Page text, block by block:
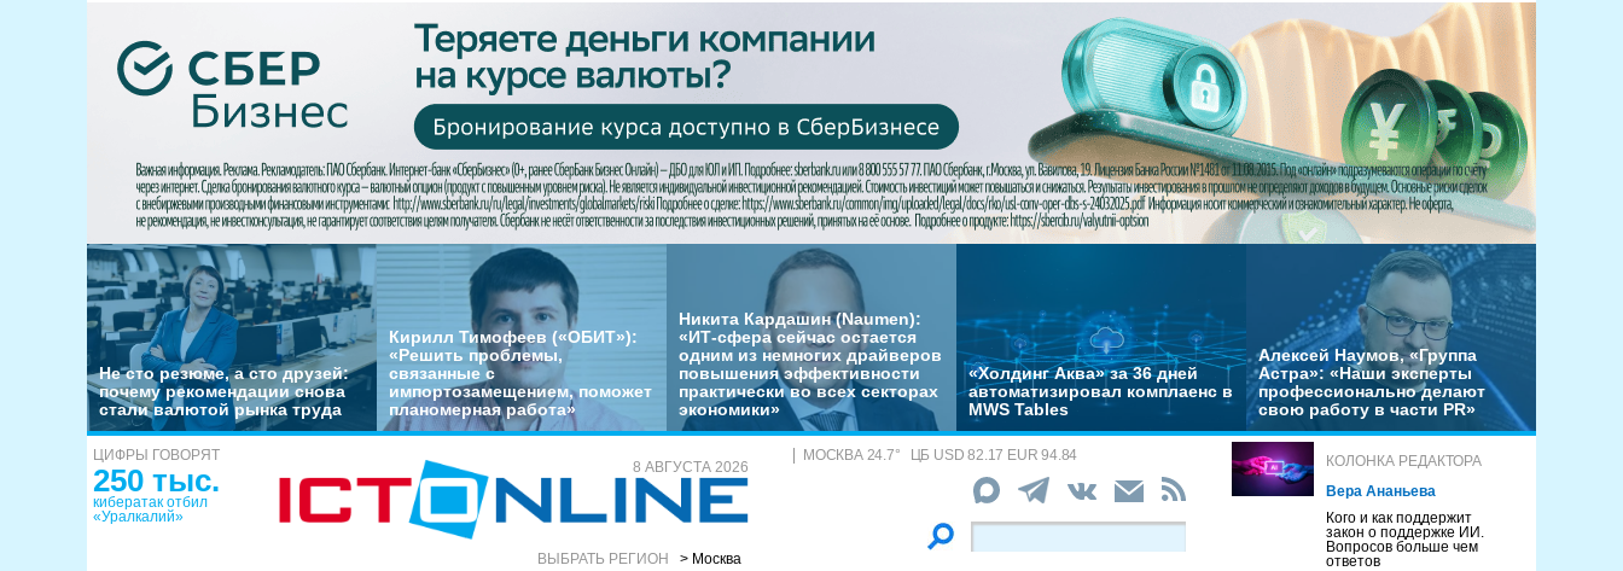
Не сто резюме, а сто друзей:
почему рекомендации снова
стали валютой рынка труда
Кирилл Тимофеев («ОБИТ»):
«Решить проблемы,
связанные с
импортозамещением, поможет
планомерная работа»
Никита Кардашин (Naumen):
«ИТ-сфера сейчас остается
одним из немногих драйверов
повышения эффективности
практически во всех секторах
экономики»
«Холдинг Аква» за 36 дней
автоматизировал комплаенс в
MWS Tables
Алексей Наумов, «Группа
Астра»: «Наши эксперты
профессионально делают
свою работу в части PR»
ЦИФРЫ ГОВОРЯТ
250 тыс.
кибератак отбил
«Уралкалий»
8 АВГУСТА 2026
ВЫБРАТЬ РЕГИОН > Москва
МОСКВА 24.7° ЦБ USD 82.17 EUR 94.84
КОЛОНКА РЕДАКТОРА
Вера Ананьева
Кого и как поддержит
закон о поддержке ИИ.
Вопросов больше чем
ответов